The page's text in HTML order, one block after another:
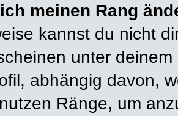
meinen Rang
kannst du nicht
unter
abhängig davon,
Ränge, um